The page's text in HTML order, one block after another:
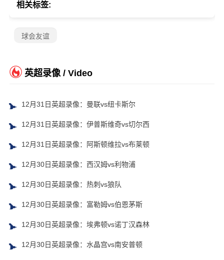
相关标签:
球会友谊
英超录像 / Video
12月31日英超录像：曼联vs纽卡斯尔
12月31日英超录像：伊普斯维奇vs切尔西
12月31日英超录像：阿斯顿维拉vs布莱顿
12月30日英超录像：西汉姆vs利物浦
12月30日英超录像：热刺vs狼队
12月30日英超录像：富勒姆vs伯恩茅斯
12月30日英超录像：埃弗顿vs诺丁汉森林
12月30日英超录像：水晶宫vs南安普顿